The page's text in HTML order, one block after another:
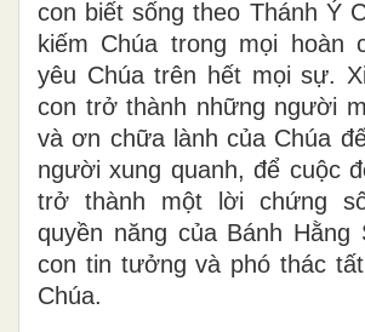
con biết sống theo Thánh Ý
kiếm Chúa trong mọi hoàn
yêu Chúa trên hết mọi sự.
con trở thành những người
và ơn chữa lành của Chúa
người xung quanh, để cuộc
trở thành một lời chứng
quyền năng của Bánh Hằng
con tin tưởng và phó thác
Chúa.